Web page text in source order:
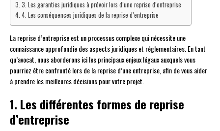
3. Les garanties juridiques à prévoir lors d’une reprise d’entreprise
4. Les conséquences juridiques de la reprise d’entreprise
La reprise d’entreprise est un processus complexe qui nécessite une
connaissance approfondie des aspects juridiques et réglementaires. En tant
qu’avocat, nous aborderons ici les principaux enjeux légaux auxquels vous
pourriez être confronté lors de la reprise d’une entreprise, afin de vous aider
à prendre les meilleures décisions pour votre projet.
1. Les différentes formes de reprise
d’entreprise